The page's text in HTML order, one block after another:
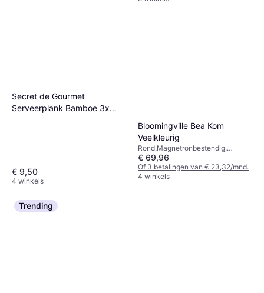
Secret de Gourmet
Serveerplank Bamboe 3x
€ 9,50
4 winkels
Bloomingville Bea Kom
Veelkleurig
Rond,Magnetronbestendig,
Vaatwasserbestendig, Steengoed,
Multikleur, Natuurlijk
€ 69,96
Of 3 betalingen van € 23,32/mnd.
4 winkels
Trending